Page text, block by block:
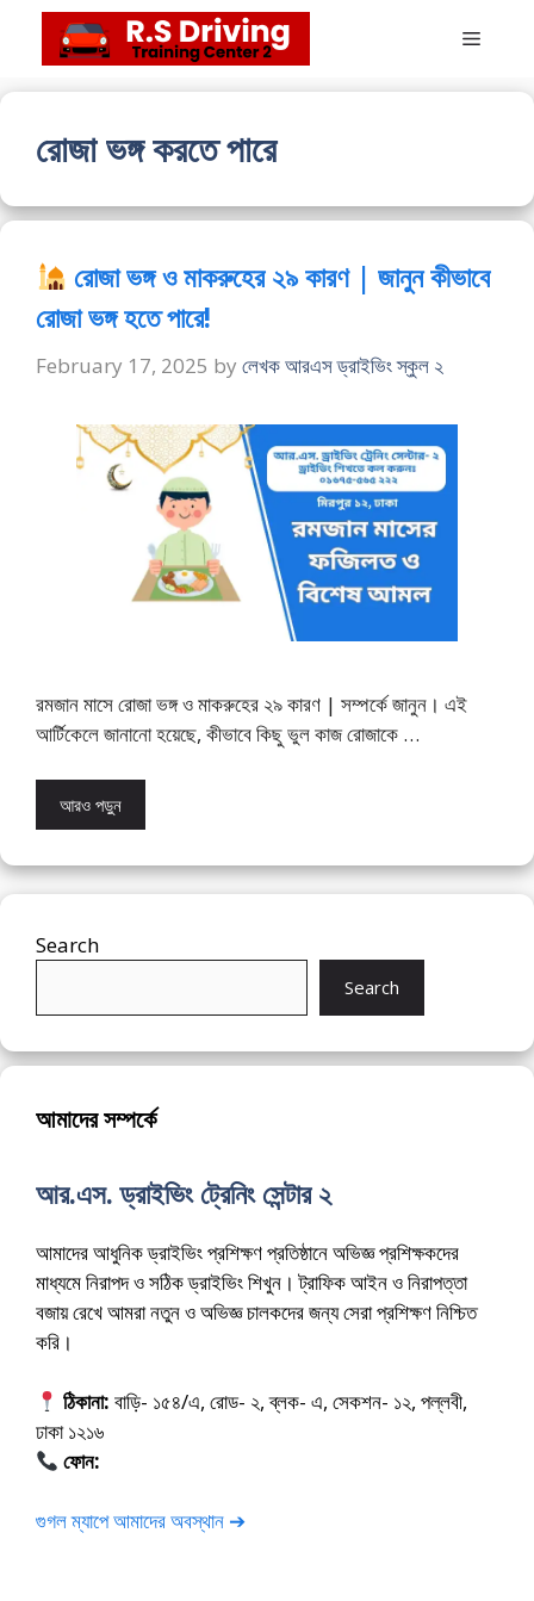
content
Menu
রোজা ভঙ্গ করতে পারে
রোজা ভঙ্গ ও মাকরুহের ২৯ কারণ | জানুন কীভাবে
রোজা ভঙ্গ হতে পারে!
February 17, 2025 by লেখক আরএস ড্রাইভিং স্কুল ২
রমজান মাসে রোজা ভঙ্গ ও মাকরুহের ২৯ কারণ | সম্পর্কে জানুন। এই
আর্টিকেলে জানানো হয়েছে, কীভাবে কিছু ভুল কাজ রোজাকে …
আরও পড়ুন
Search
Search
আমাদের সম্পর্কে
আর.এস. ড্রাইভিং ট্রেনিং সেন্টার ২
আমাদের আধুনিক ড্রাইভিং প্রশিক্ষণ প্রতিষ্ঠানে অভিজ্ঞ প্রশিক্ষকদের
মাধ্যমে নিরাপদ ও সঠিক ড্রাইভিং শিখুন। ট্রাফিক আইন ও নিরাপত্তা
বজায় রেখে আমরা নতুন ও অভিজ্ঞ চালকদের জন্য সেরা প্রশিক্ষণ নিশ্চিত
করি।
ঠিকানা: বাড়ি- ১৫৪/এ, রোড- ২, ব্লক- এ, সেকশন- ১২, পল্লবী,
ঢাকা ১২১৬
ফোন:
গুগল ম্যাপে আমাদের অবস্থান ➔